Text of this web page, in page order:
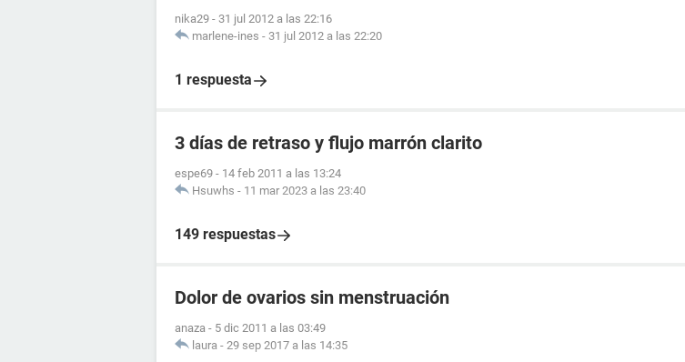
nika29 - 31 jul 2012 a las 22:16
marlene-ines - 31 jul 2012 a las 22:20
1 respuesta
3 días de retraso y flujo marrón clarito
espe69 - 14 feb 2011 a las 13:24
Hsuwhs - 11 mar 2023 a las 23:40
149 respuestas
Dolor de ovarios sin menstruación
anaza - 5 dic 2011 a las 03:49
laura - 29 sep 2017 a las 14:35